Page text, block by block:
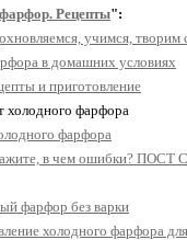
Рецепты":
учимся, творим
в домашних условиях
и приготовление
холодного фарфора
фарфора
в чем ошибки?
фарфор без варки
холодного фарфора